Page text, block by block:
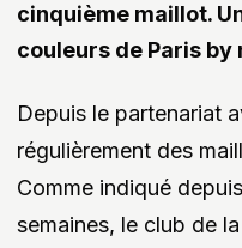
cinquième maillot.
couleurs de Paris by
Depuis le partenariat
régulièrement des
Comme indiqué
semaines, le club de